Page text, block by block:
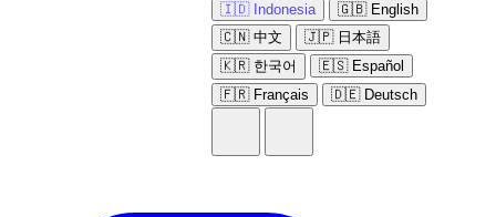
🇮🇩 Indonesia
🇬🇧 English
🇨🇳 中文
🇯🇵 日本語
🇰🇷 한국어
🇪🇸 Español
🇫🇷 Français
🇩🇪 Deutsch